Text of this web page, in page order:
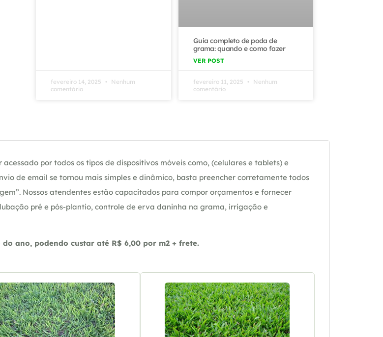
fevereiro 14, 2025
Nenhum
comentário
Guia completo de poda de
grama: quando e como fazer
VER POST
fevereiro 11, 2025
Nenhum
comentário
por todos os tipos de dispositivos móveis como, (celulares e tablets) e
de email se tornou mais simples e dinâmico, basta preencher corretamente todos
Nossos atendentes estão capacitados para compor orçamentos e fornecer
pré e pós-plantio, controle de erva daninha na grama, irrigação e
ano, podendo custar até R$ 6,00 por m2 + frete.